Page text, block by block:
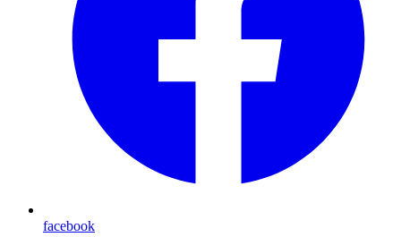
facebook